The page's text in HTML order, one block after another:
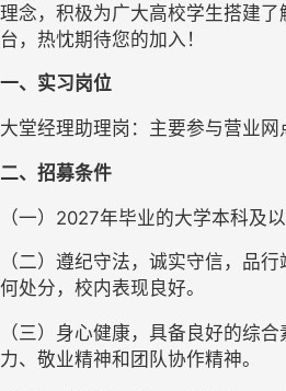
理念，积极为广大高校学生搭建
台，热忱期待您的加入！
一、实习岗位
大堂经理助理岗：主要参与营业网
二、招募条件
（一）2027年毕业的大学本科及
（二）遵纪守法，诚实守信，品
何处分，校内表现良好。
（三）身心健康，具备良好的综
力、敬业精神和团队协作精神。